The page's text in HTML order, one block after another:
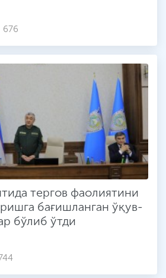
676
тергов фаолиятини
бағишланган ўқув-
бўлиб ўтди